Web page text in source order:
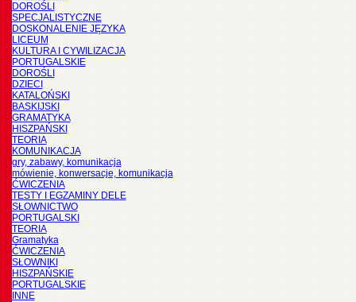
DOROŚLI
SPECJALISTYCZNE
DOSKONALENIE JĘZYKA
LICEUM
KULTURA I CYWILIZACJA
PORTUGALSKIE
DOROŚLI
DZIECI
KATALOŃSKI
BASKIJSKI
GRAMATYKA
HISZPAŃSKI
TEORIA
KOMUNIKACJA
gry, zabawy, komunikacja
mówienie, konwersacje, komunikacja
ĆWICZENIA
TESTY I EGZAMINY DELE
SŁOWNICTWO
PORTUGALSKI
TEORIA
Gramatyka
ĆWICZENIA
SŁOWNIKI
HISZPAŃSKIE
PORTUGALSKIE
INNE